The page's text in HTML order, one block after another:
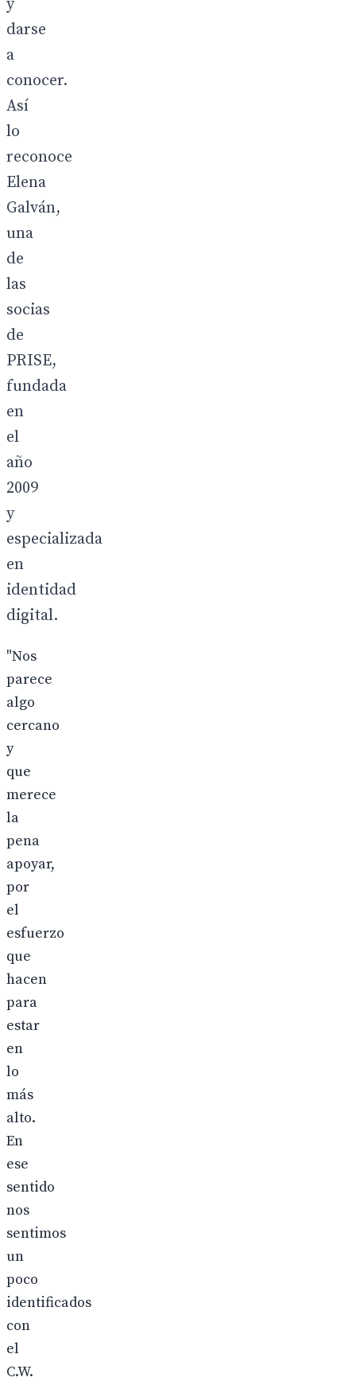
y
darse
a
conocer.
Así
lo
reconoce
Elena
Galván,
una
de
las
socias
de
PRISE,
fundada
en
el
año
2009
y
especializada
en
identidad
digital.
"Nos
parece
algo
cercano
y
que
merece
la
pena
apoyar,
por
el
esfuerzo
que
hacen
para
estar
en
lo
más
alto.
En
ese
sentido
nos
sentimos
un
poco
identificados
con
el
C.W.